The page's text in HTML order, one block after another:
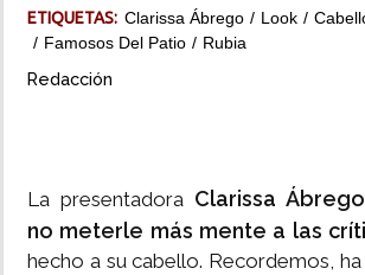
ETIQUETAS: Clarissa Ábrego Look
Famosos Del Patio
Rubia
Redacción
La presentadora Clarissa
no meterle más mente a las
hecho a su cabello. Recordemos,